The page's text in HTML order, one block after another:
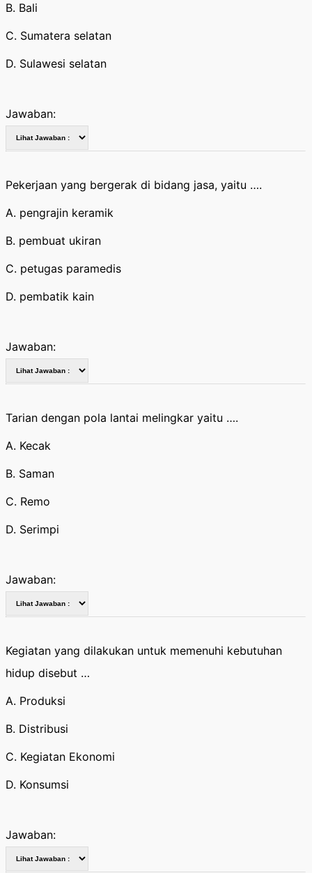
B. Bali
C. Sumatera selatan
D. Sulawesi selatan
Jawaban:
Pekerjaan yang bergerak di bidang jasa, yaitu ….
A. pengrajin keramik
B. pembuat ukiran
C. petugas paramedis
D. pembatik kain
Jawaban:
Tarian dengan pola lantai melingkar yaitu ….
A. Kecak
B. Saman
C. Remo
D. Serimpi
Jawaban:
Kegiatan yang dilakukan untuk memenuhi kebutuhan
hidup disebut …
A. Produksi
B. Distribusi
C. Kegiatan Ekonomi
D. Konsumsi
Jawaban: